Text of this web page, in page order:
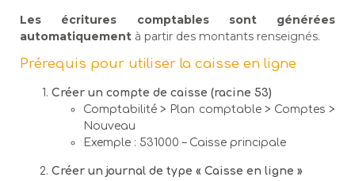
Les écritures comptables sont générées
automatiquement à partir des montants renseignés.
Prérequis pour utiliser la caisse en ligne
Créer un compte de caisse (racine 53)
Comptabilité > Plan comptable > Comptes >
Nouveau
Exemple : 531000 – Caisse principale
Créer un journal de type « Caisse en ligne »